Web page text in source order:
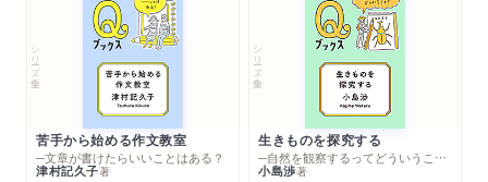
シリーズ・全集
苦手から始める作文教室
─文章が書けたらいいことはある？
津村記久子著
シリーズ・全集
生きものを探究する
─自然を観察するってどういうこと？
小島渉著